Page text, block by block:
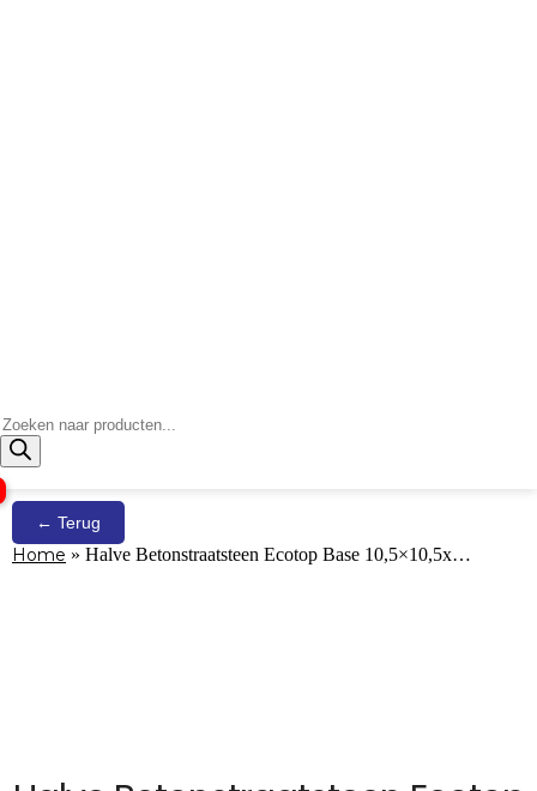
Producten
zoeken
← Terug
Home » Halve Betonstraatsteen Ecotop Base 10,5×10,5x…